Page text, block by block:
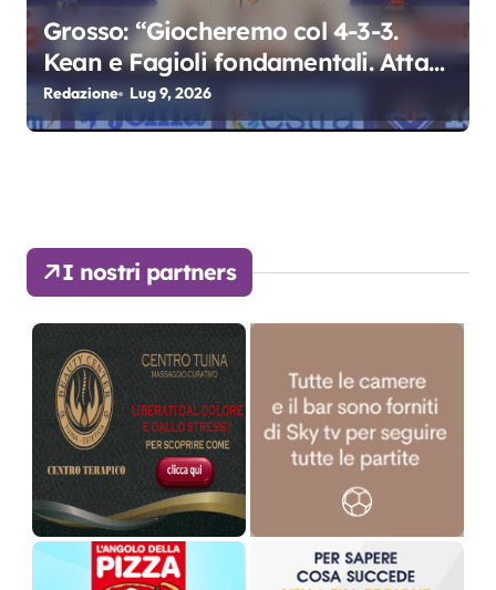
Grosso: “Giocheremo col 4-3-3.
Kean e Fagioli fondamentali. Atta
grande colpo”
Redazione Lug 9, 2026
I nostri partners